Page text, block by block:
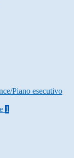
Piano esecutivo
1